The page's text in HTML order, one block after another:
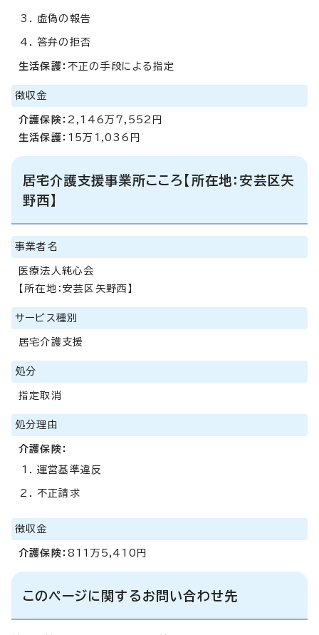
虚偽の報告
答弁の拒否
生活保護： 不正の手段による指定
徴収金
介護保険： 2,146万7,552円
生活保護： 15万1,036円
居宅介護支援事業所こころ【所在地：安芸区矢
野西】
事業者名
医療法人純心会
【所在地：安芸区矢野西】
サービス種別
居宅介護支援
処分
指定取消
処分理由
介護保険：
運営基準違反
不正請求
徴収金
介護保険： 811万5,410円
このページに関するお問い合わせ先